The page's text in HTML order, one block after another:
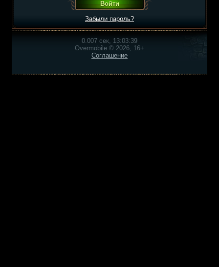
Забыли пароль?
0.007 сек, 13:03:39
Overmobile © 2026, 16+
Соглашение